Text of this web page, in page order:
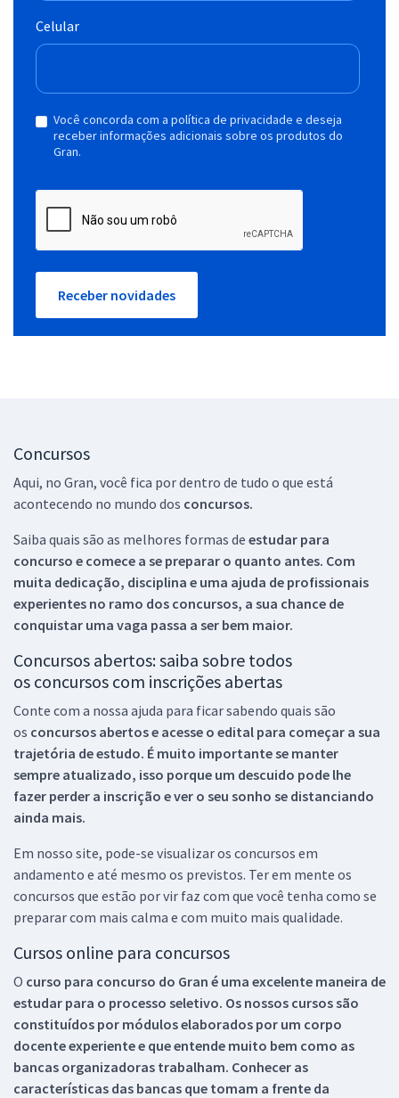
Celular
Você concorda com a política de privacidade e deseja
receber informações adicionais sobre os produtos do
Gran.
Receber novidades
Concursos
Aqui, no Gran, você fica por dentro de tudo o que está
acontecendo no mundo dos concursos.
Saiba quais são as melhores formas de estudar para
concurso e comece a se preparar o quanto antes. Com
muita dedicação, disciplina e uma ajuda de profissionais
experientes no ramo dos concursos, a sua chance de
conquistar uma vaga passa a ser bem maior.
Concursos abertos: saiba sobre todos
os concursos com inscrições abertas
Conte com a nossa ajuda para ficar sabendo quais são
os concursos abertos e acesse o edital para começar a sua
trajetória de estudo. É muito importante se manter
sempre atualizado, isso porque um descuido pode lhe
fazer perder a inscrição e ver o seu sonho se distanciando
ainda mais.
Em nosso site, pode-se visualizar os concursos em
andamento e até mesmo os previstos. Ter em mente os
concursos que estão por vir faz com que você tenha como se
preparar com mais calma e com muito mais qualidade.
Cursos online para concursos
O curso para concurso do Gran é uma excelente maneira de
estudar para o processo seletivo. Os nossos cursos são
constituídos por módulos elaborados por um corpo
docente experiente e que entende muito bem como as
bancas organizadoras trabalham. Conhecer as
características das bancas que tomam a frente da